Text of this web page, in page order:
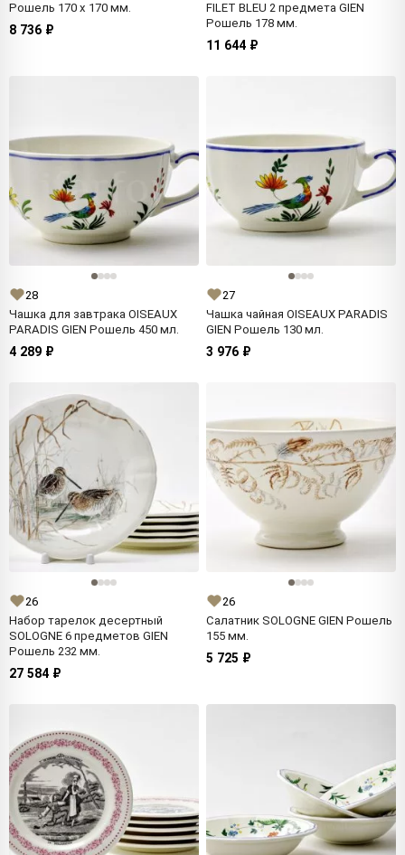
Рошель 170 x 170 мм.
8 736 ₽
FILET BLEU 2 предмета GIEN
Рошель 178 мм.
11 644 ₽
28
Чашка для завтрака OISEAUX
PARADIS GIEN Рошель 450 мл.
4 289 ₽
27
Чашка чайная OISEAUX PARADIS
GIEN Рошель 130 мл.
3 976 ₽
26
Набор тарелок десертный
SOLOGNE 6 предметов GIEN
Рошель 232 мм.
27 584 ₽
26
Салатник SOLOGNE GIEN Рошель
155 мм.
5 725 ₽